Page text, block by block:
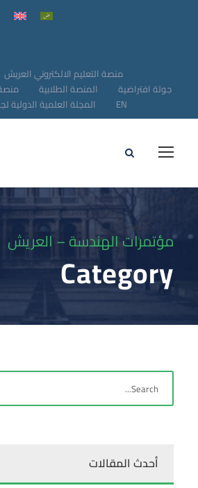
منصة التعليم الالكتروني العريش
المنصة الطلابية
جولة افتراضية
المجلة العلمية الدولية
EN
مؤتمرات الهندسة – العريش
Category
أحدث المقالات